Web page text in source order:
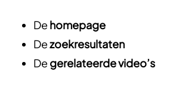
De homepage
Dezoekresultaten
De gerelateerde video’s